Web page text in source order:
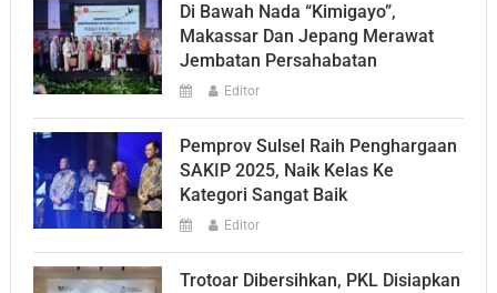
Di Bawah Nada “Kimigayo”,
Makassar Dan Jepang Merawat
Jembatan Persahabatan
Editor
Pemprov Sulsel Raih Penghargaan
SAKIP 2025, Naik Kelas Ke
Kategori Sangat Baik
Editor
Trotoar Dibersihkan, PKL Disiapkan